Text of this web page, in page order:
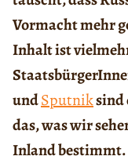
Vormacht mehr
Inhalt ist
undSputniksind
das, was wir
Inland bestimmt.